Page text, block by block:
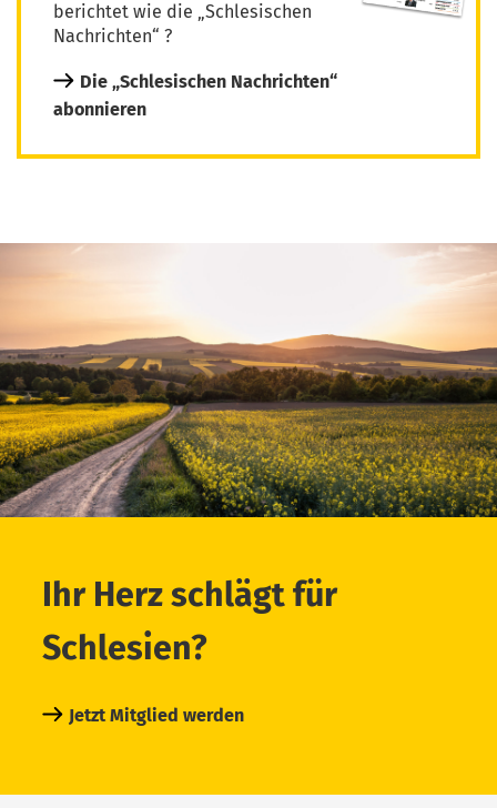
berichtet wie die „Schlesischen
Nachrichten“ ?
Die „Schlesischen Nachrichten“
abonnieren
Ihr Herz schlägt für
Schlesien?
Jetzt Mitglied werden